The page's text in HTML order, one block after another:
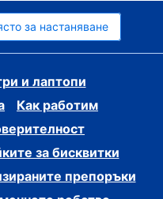
за настаняване
и лаптопи
Как работим
за бисквитки
препоръки